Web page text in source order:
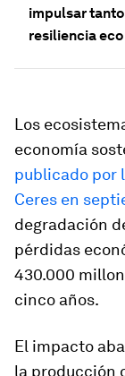
impulsar
resiliencia
Los
economía
publicado por
Ceres en
degradación
pérdidas
430.000
cinco años.
El impacto
la producción